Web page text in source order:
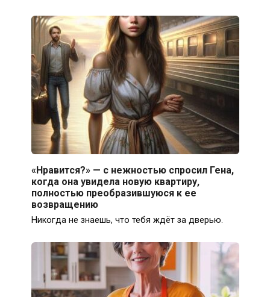
«Нравится?» — с нежностью спросил Гена,
когда она увидела новую квартиру,
полностью преобразившуюся к ее
возвращению
Никогда не знаешь, что тебя ждёт за дверью.